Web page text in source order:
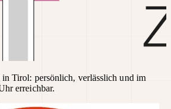
Tirol: persönlich, verlässlich und im
erreichbar.